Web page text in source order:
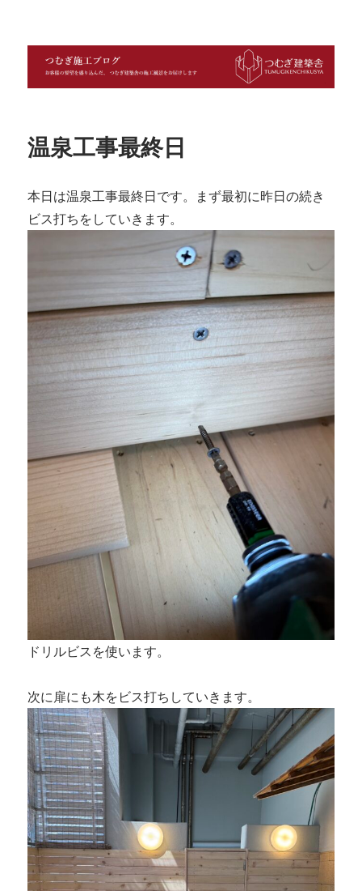
つむぎ施工ブログ
温泉工事最終日
本日は温泉工事最終日です。まず最初に昨日の続き
ビス打ちをしていきます。
ドリルビスを使います。
次に扉にも木をビス打ちしていきます。